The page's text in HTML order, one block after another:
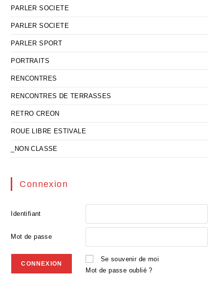
PARLER SOCIETE
PARLER SOCIETE
PARLER SPORT
PORTRAITS
RENCONTRES
RENCONTRES DE TERRASSES
RETRO CREON
ROUE LIBRE ESTIVALE
_NON CLASSE
Connexion
Identifiant
Mot de passe
Se souvenir de moi
Mot de passe oublié ?